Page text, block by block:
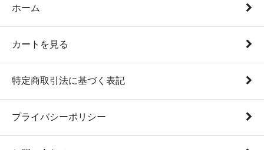
ホーム
カートを見る
特定商取引法に基づく表記
プライバシーポリシー